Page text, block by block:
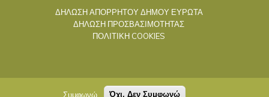
ΔΗΛΩΣΗ ΑΠΟΡΡΗΤΟΥ ΔΗΜΟΥ ΕΥΡΩΤΑ
ΔΗΛΩΣΗ ΠΡΟΣΒΑΣΙΜΟΤΗΤΑΣ
ΠΟΛΙΤΙΚΗ COOKIES
Συμφωνώ Όχι, Δεν Συμφωνώ